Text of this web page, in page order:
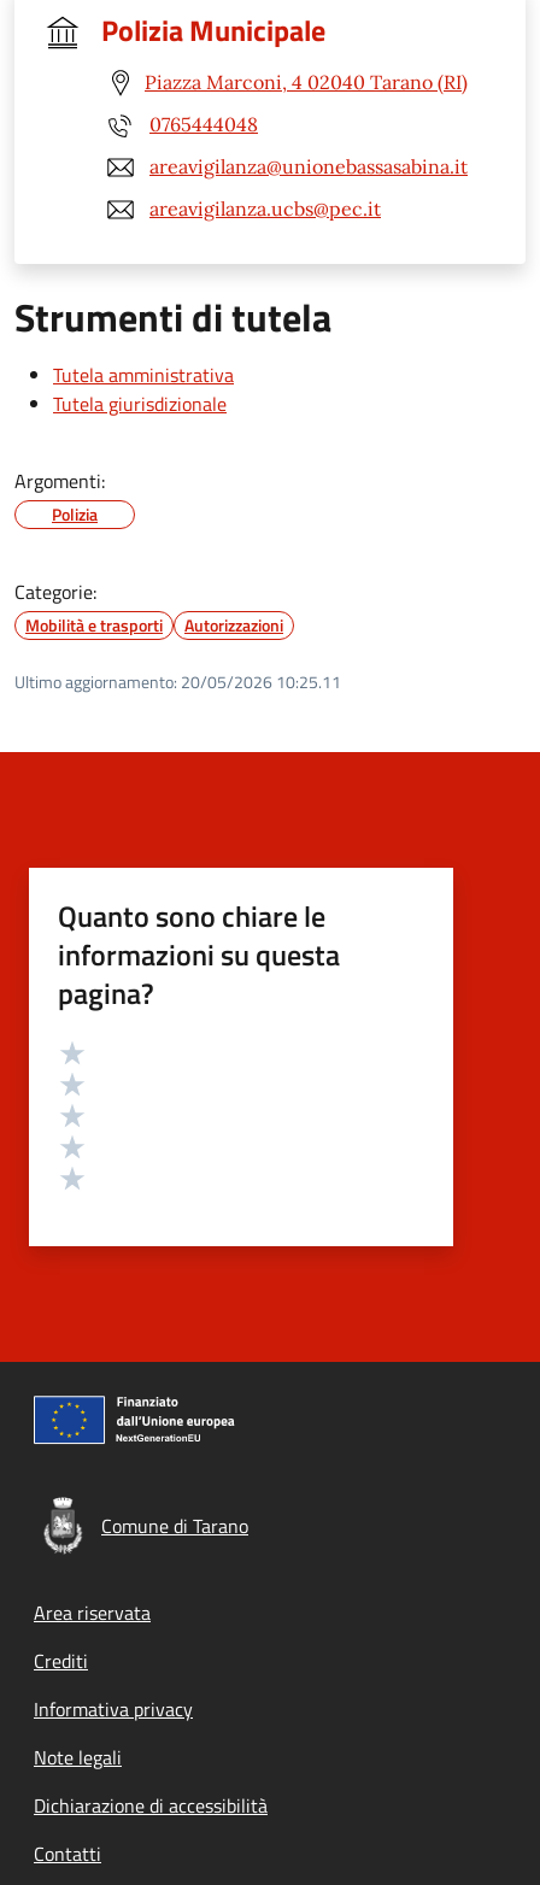
Polizia Municipale
Piazza Marconi, 4 02040 Tarano (RI)
0765444048
areavigilanza@unionebassasabina.it
areavigilanza.ucbs@pec.it
Strumenti di tutela
Tutela amministrativa
Tutela giurisdizionale
Argomenti:
Polizia
Categorie:
Mobilità e trasporti Autorizzazioni
Ultimo aggiornamento: 20/05/2026 10:25.11
Quanto sono chiare le
informazioni su questa
pagina?
Valutazione
Comune di Tarano
Footer menu
Area riservata
Crediti
Informativa privacy
Note legali
Dichiarazione di accessibilità
Contatti